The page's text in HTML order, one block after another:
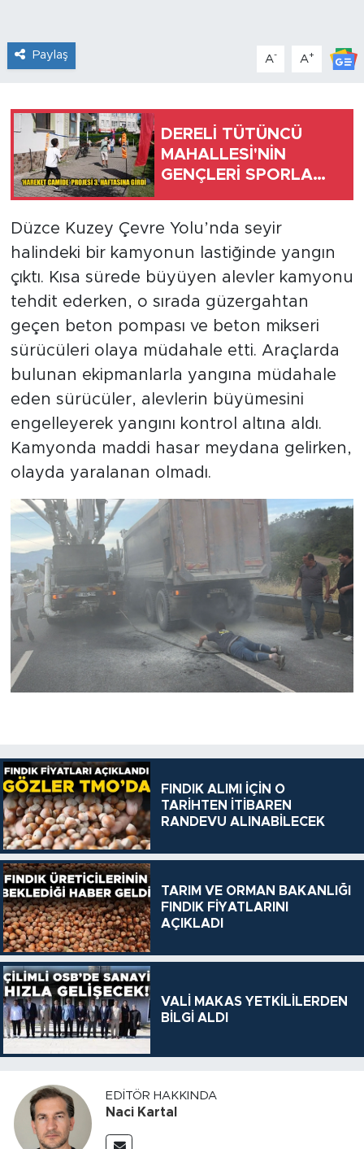
Paylaş A- A+
DERELİ TÜTÜNCÜ
MAHALLESİ'NİN
GENÇLERİ SPORLA
Düzce Kuzey Çevre Yolu’nda seyir
halindeki bir kamyonun lastiğinde yangın
çıktı. Kısa sürede büyüyen alevler kamyonu
tehdit ederken, o sırada güzergahtan
geçen beton pompası ve beton mikseri
sürücüleri olaya müdahale etti. Araçlarda
bulunan ekipmanlarla yangına müdahale
eden sürücüler, alevlerin büyümesini
engelleyerek yangını kontrol altına aldı.
Kamyonda maddi hasar meydana gelirken,
olayda yaralanan olmadı.
FINDIK ALIMI İÇİN O
TARİHTEN İTİBAREN
RANDEVU ALINABİLECEK
TARIM VE ORMAN BAKANLIĞI
FINDIK FİYATLARINI
AÇIKLADI
VALİ MAKAS YETKİLİLERDEN
BİLGİ ALDI
EDITÖR HAKKINDA
Naci Kartal